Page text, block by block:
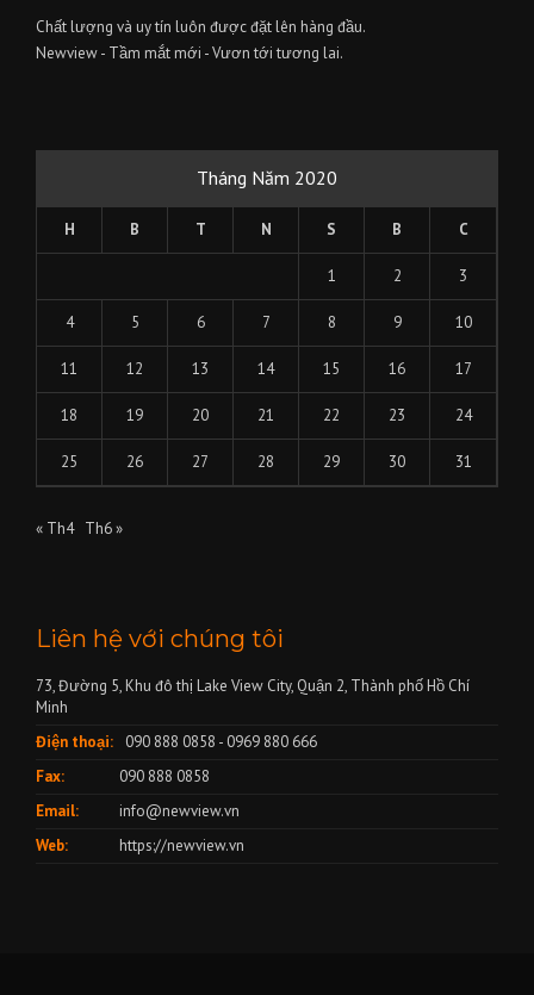
Chất lượng và uy tín luôn được đặt lên hàng đầu.
Newview - Tầm mắt mới - Vươn tới tương lai.
Tháng Năm 2020
H B T N S B C
1 2 3
4 5 6 7 8 9 10
11 12 13 14 15 16 17
18 19 20 21 22 23 24
25 26 27 28 29 30 31
« Th4 Th6 »
Liên hệ với chúng tôi
73, Đường 5, Khu đô thị Lake View City, Quận 2, Thành phố Hồ Chí
Minh
Điện thoại:
090 888 0858 - 0969 880 666
Fax:
090 888 0858
Email:
info@newview.vn
Web:
https://newview.vn